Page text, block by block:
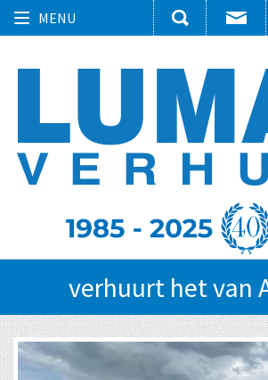
Toggle
MENU
verhuurt het van